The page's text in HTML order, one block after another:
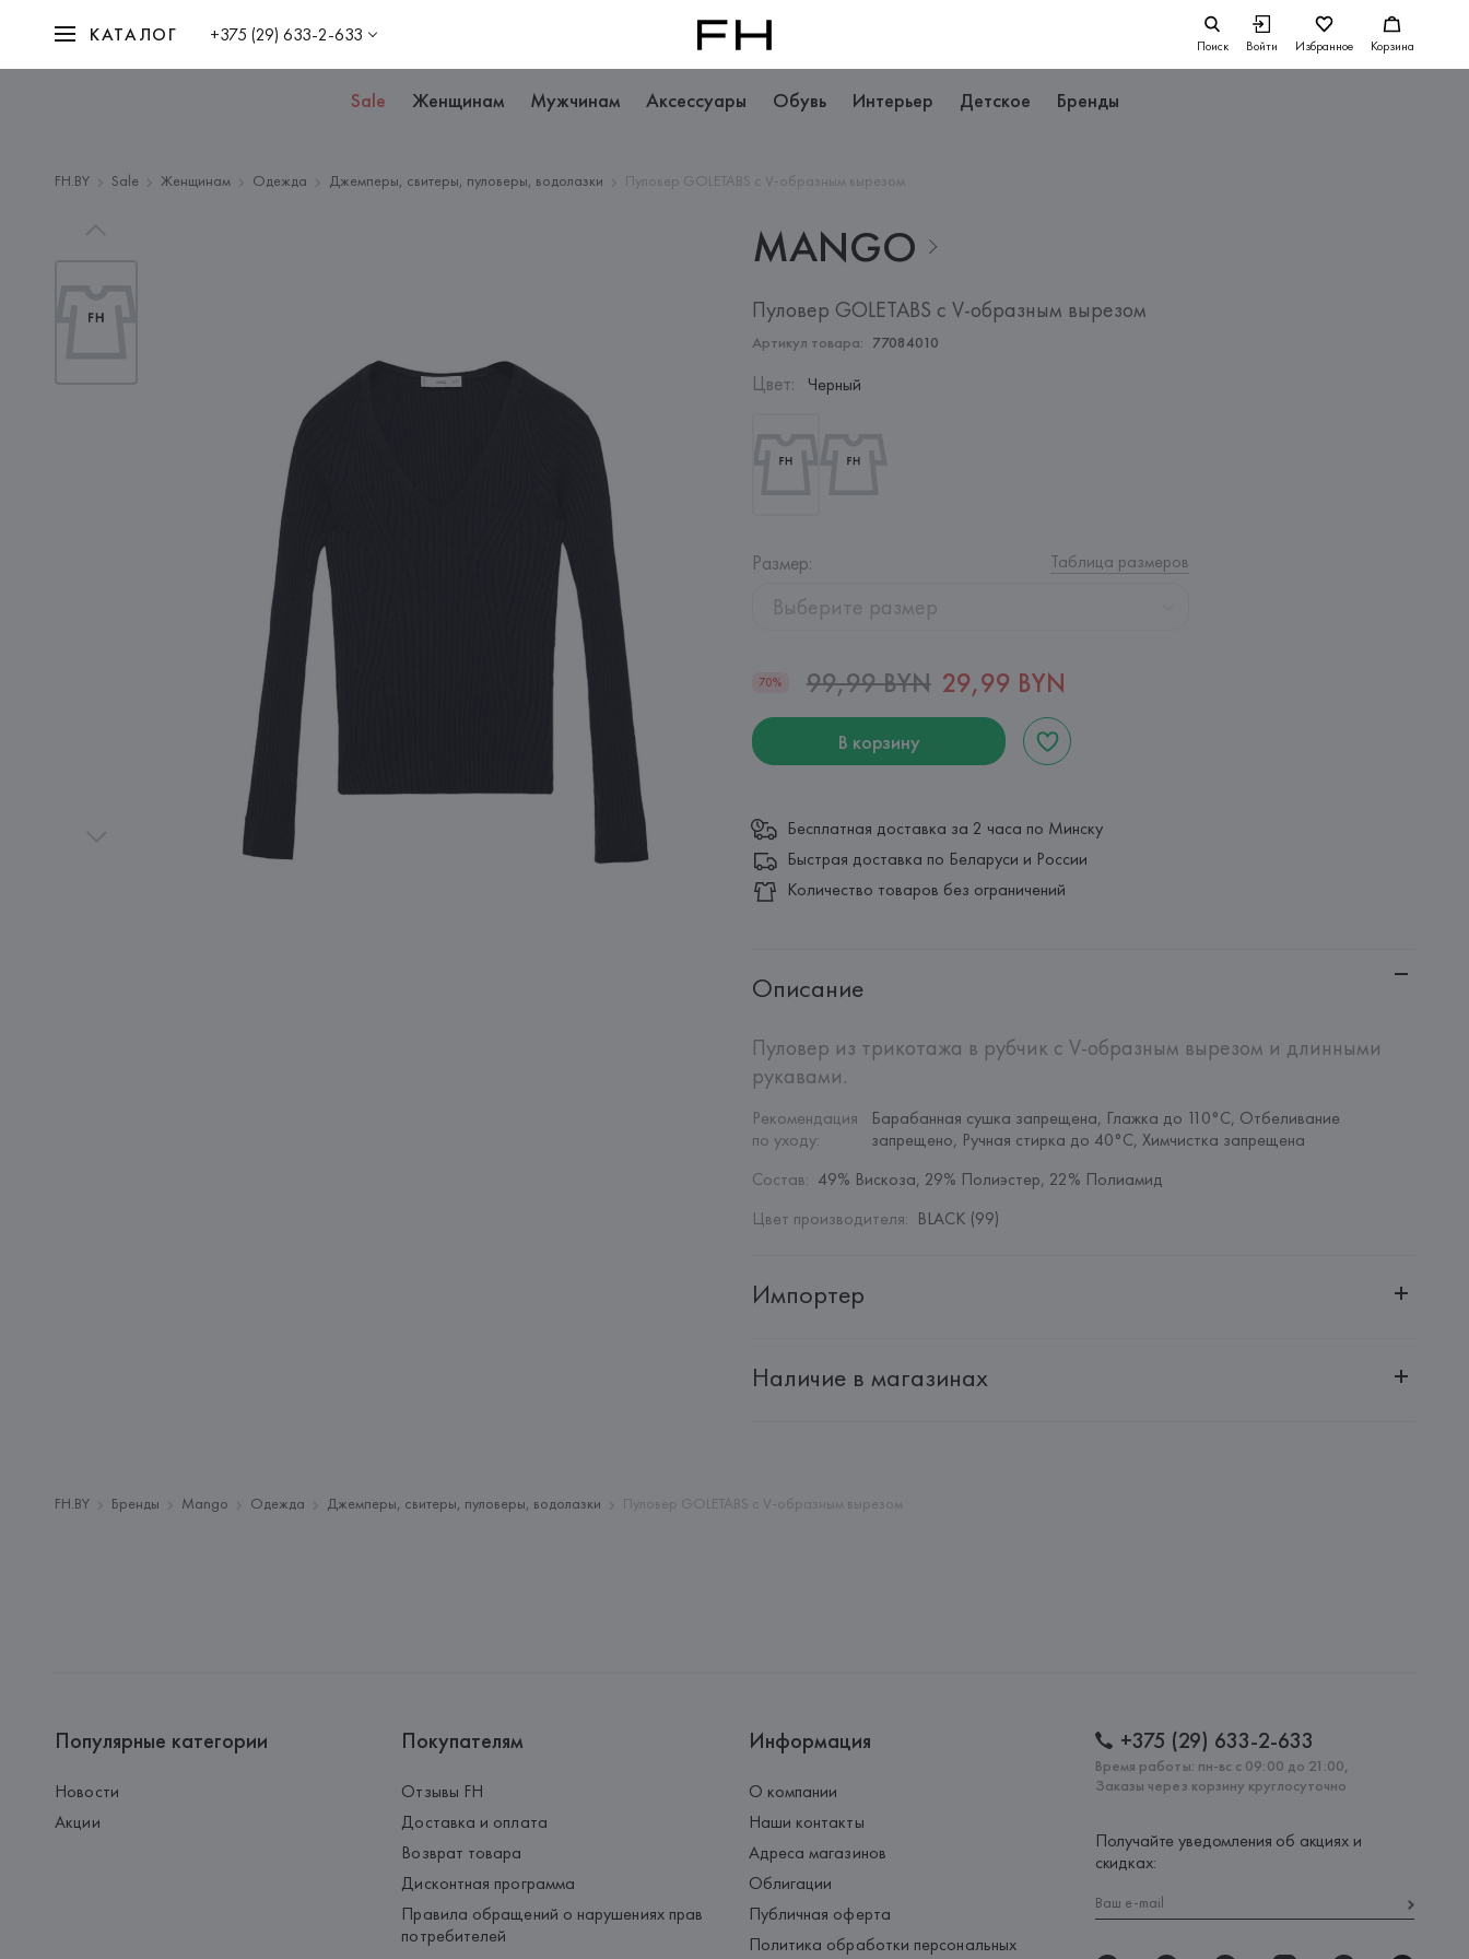
КАТАЛОГ +375 (29) 633-2-633 Поиск Войти Избранное Корзина
Sale Женщинам Мужчинам Аксессуары Обувь Интерьер Детское Бренды
FH.BY Sale Женщинам Одежда Джемперы, свитеры, пуловеры, водолазки Пуловер GOLETABS с V-образным вырезом
MANGO
Пуловер GOLETABS с V-образным вырезом
Артикул товара: 77084010
Цвет: Черный
Размер: Таблица размеров
Выберите размер
70% 99,99 BYN 29,99 BYN
В корзину
Бесплатная доставка за 2 часа по Минску
Быстрая доставка по Беларуси и России
Количество товаров без ограничений
Описание
Пуловер из трикотажа в рубчик с V-образным вырезом и длинными
рукавами.
Рекомендация
по уходу:
Барабанная сушка запрещена, Глажка до 110°C, Отбеливание
запрещено, Ручная стирка до 40°C, Химчистка запрещена
Состав: 49% Вискоза, 29% Полиэстер, 22% Полиамид
Цвет производителя: BLACK (99)
Импортер
Адрес: Республика Беларусь, 220030, г. Минск, ул. Немига, 5, пом. 39, ком. 1
Страна происхождения товара:
Наличие в магазинах
FH.BY Бренды Mango Одежда Джемперы, свитеры, пуловеры, водолазки Пуловер GOLETABS с V-образным вырезом
Популярные категории
Новости
Акции
Покупателям
Отзывы FH
Доставка и оплата
Возврат товара
Дисконтная программа
Правила обращений о нарушениях прав
потребителей
Информация
О компании
Наши контакты
Адреса магазинов
Облигации
Публичная оферта
Политика обработки персональных
+375 (29) 633-2-633
Время работы: пн-вс с 09:00 до 21:00,
Заказы через корзину круглосуточно
Получайте уведомления об акциях и
скидках: